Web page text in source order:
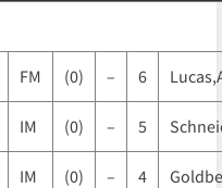
FM (0) – 6
IM (0) – 5
IM (0) – 4